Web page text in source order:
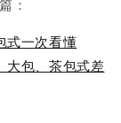
：
式一次看懂
大包、茶包式差